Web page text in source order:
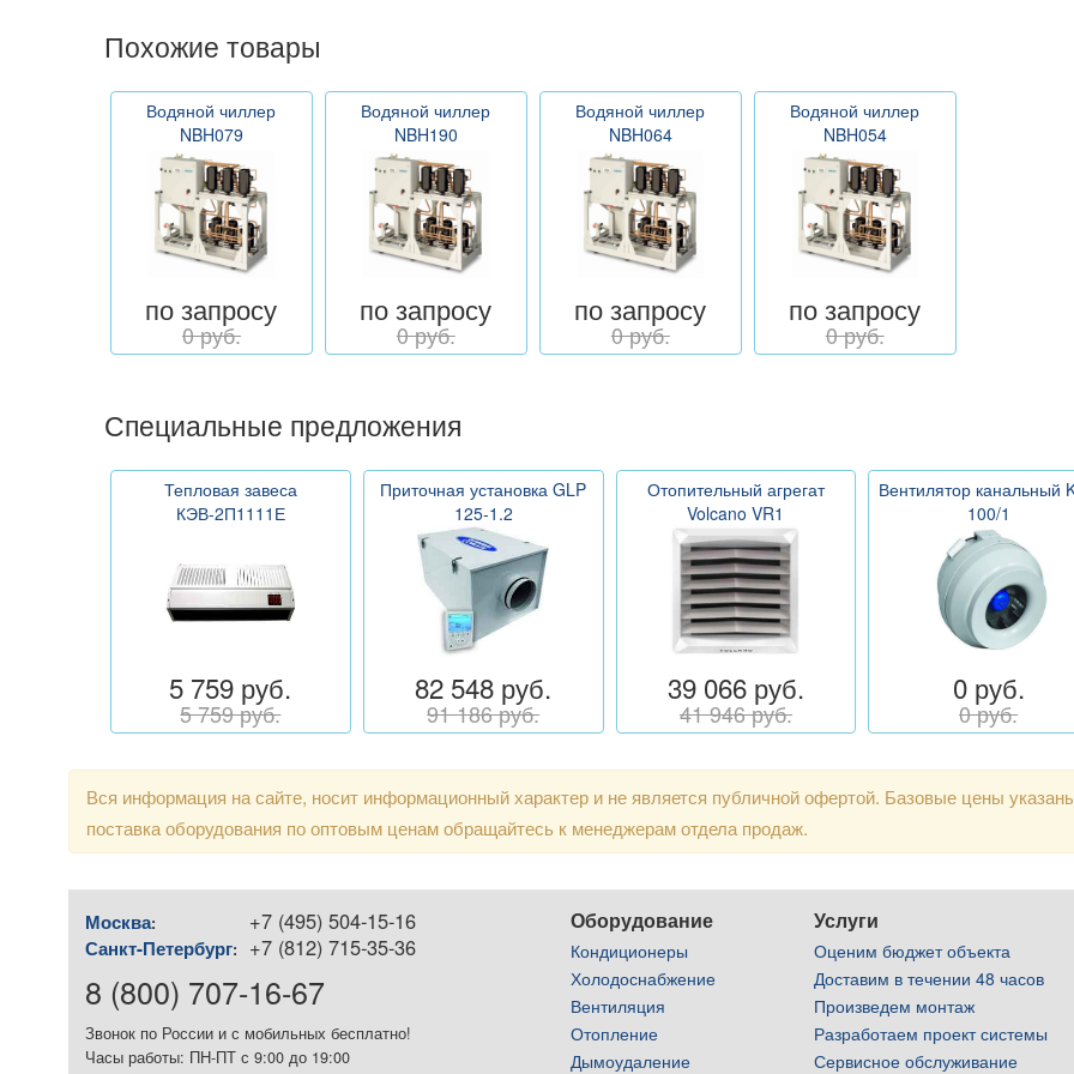
Похожие товары
Водяной чиллер
NBH079
по запросу
0 руб.
Водяной чиллер
NBH190
по запросу
0 руб.
Водяной чиллер
NBH064
по запросу
0 руб.
Водяной чиллер
NBH054
по запросу
0 руб.
Специальные предложения
Тепловая завеса
КЭВ-2П1111Е
5 759 руб.
5 759 руб.
Приточная установка GLP
125-1.2
82 548 руб.
91 186 руб.
Отопительный агрегат
Volcano VR1
39 066 руб.
41 946 руб.
Вентилятор канальный
100/1
0 руб.
0 руб.
Вся информация на сайте, носит информационный характер и не является публичной офертой. Базовые цены
поставка оборудования по оптовым ценам обращайтесь к менеджерам отдела продаж.
Москва: +7 (495) 504-15-16
Санкт-Петербург: +7 (812) 715-35-36
8 (800) 707-16-67
Звонок по России и с мобильных бесплатно!
Часы работы: ПН-ПТ с 9:00 до 19:00
Оборудование
Кондиционеры
Холодоснабжение
Вентиляция
Отопление
Дымоудаление
Услуги
Оценим бюджет объекта
Доставим в течении 48 часов
Произведем монтаж
Разработаем проект системы
Сервисное обслуживание